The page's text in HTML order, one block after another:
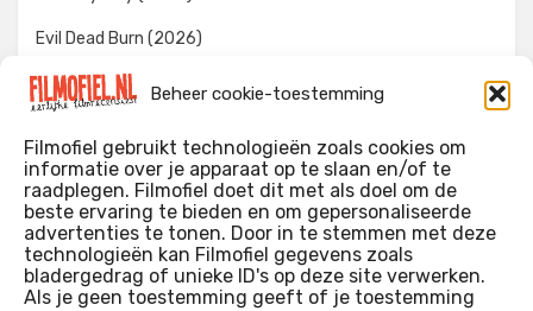
Beheer cookie-toestemming
Filmofiel gebruikt technologieën zoals cookies om
informatie over je apparaat op te slaan en/of te
raadplegen. Filmofiel doet dit met als doel om de
beste ervaring te bieden en om gepersonaliseerde
advertenties te tonen. Door in te stemmen met deze
technologieën kan Filmofiel gegevens zoals
bladergedrag of unieke ID's op deze site verwerken.
Als je geen toestemming geeft of je toestemming
Evil Dead Burn (2026)
The Invite (2026)
WIE IK BEN…?
Ik ben ooit begonnen met m’n recensies omdat ik zoveel
films keek dat ik af en toe niet meer wist welke ik nu wel of